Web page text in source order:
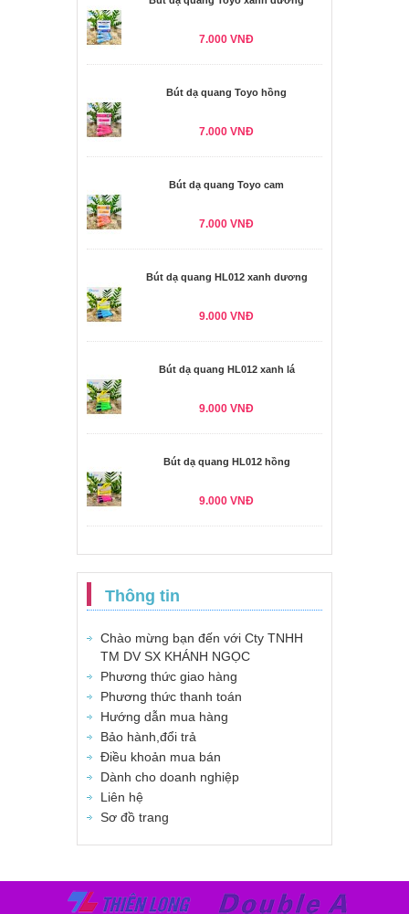
7.000 VNĐ
Bút dạ quang Toyo hồng
7.000 VNĐ
Bút dạ quang Toyo cam
7.000 VNĐ
Bút dạ quang HL012 xanh dương
9.000 VNĐ
Bút dạ quang HL012 xanh lá
9.000 VNĐ
Bút dạ quang HL012 hồng
9.000 VNĐ
Thông tin
Chào mừng bạn đến với Cty TNHH
TM DV SX KHÁNH NGỌC
Phương thức giao hàng
Phương thức thanh toán
Hướng dẫn mua hàng
Bảo hành,đổi trả
Điều khoản mua bán
Dành cho doanh nghiệp
Liên hệ
Sơ đồ trang